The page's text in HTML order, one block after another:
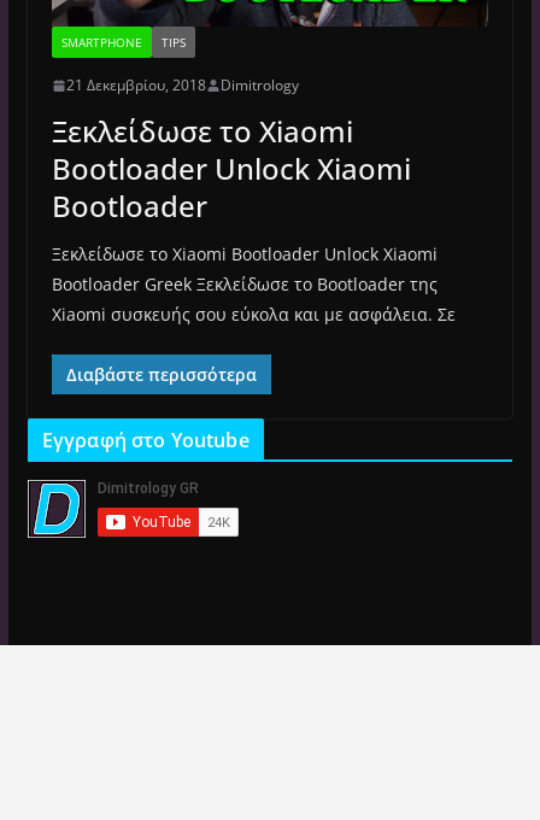
SMARTPHONE TIPS
21 Δεκεμβρίου, 2018 Dimitrology
Ξεκλείδωσε το Xiaomi
Bootloader Unlock Xiaomi
Bootloader
Ξεκλείδωσε το Xiaomi Bootloader Unlock Xiaomi
Bootloader Greek Ξεκλείδωσε το Bootloader της
Xiaomi συσκευής σου εύκολα και με ασφάλεια. Σε
Διαβάστε περισσότερα
Εγγραφή στο Youtube